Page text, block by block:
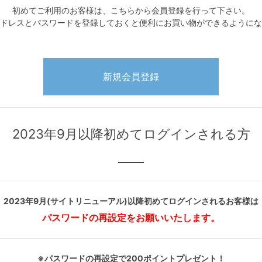
初めてご利用のお客様は、こちらから会員登録を行って下さい。
レスとパスワードを登録しておくと便利にお買い物ができるように
2023年9月以降初めてログインされる方
2023年9月(サイトリニューアル)以降初めてログインされるお客様は
パスワードの再設定をお願いいたします。
※パスワードの再設定で200ポイントプレゼント！